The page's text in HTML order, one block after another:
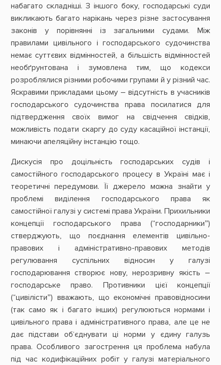
набагато складніші. З іншого боку, господарські суди
викликають багато нарікань через різне застосування
законів у порівнянні із загальними судами. Між
правилами цивільного і господарського судочинства
немає суттєвих відмінностей, а більшість відмінностей
необґрунтована і зумовлена тим, що кодекси
розроблялися різними робочими групами й у різний час.
Яскравими прикладами цьому – відсутність в учасників
господарського судочинства права посилатися для
підтвердження своїх вимог на свідчення свідків,
можливість подати скаргу до суду касаційної інстанції,
минаючи апеляційну інстанцію тощо.
Дискусія про доцільність господарських судів і
самостійного господарського процесу в Україні має і
теоретичні передумови. Її джерело можна знайти у
проблемі виділення господарського права як
самостійної галузі у системі права України. Прихильники
концепції господарського права (“господарники”)
стверджують, що поєднання елементів цивільно-
правових і адміністративно-правових методів
регулювання суспільних відносин у галузі
господарювання створює нову, нерозривну якість –
господарське право. Противники цієї концепції
(“цивілісти”) вважають, що економічні правовідносини
(так само як і багато інших) регулюються нормами і
цивільного права і адміністративного права, але це не
дає підстави об‘єднувати ці норми у єдину галузь
права. Особливого загострення ця проблема набула
під час кодифікаційних робіт у галузі матеріального